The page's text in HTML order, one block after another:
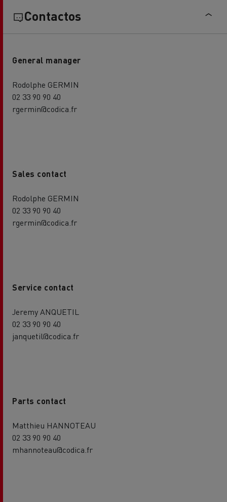
Contactos
General manager
Rodolphe GERMIN
02 33 90 90 40
rgermin@codica.fr
Sales contact
Rodolphe GERMIN
02 33 90 90 40
rgermin@codica.fr
Service contact
Jeremy ANQUETIL
02 33 90 90 40
janquetil@codica.fr
Parts contact
Matthieu HANNOTEAU
02 33 90 90 40
mhannoteau@codica.fr